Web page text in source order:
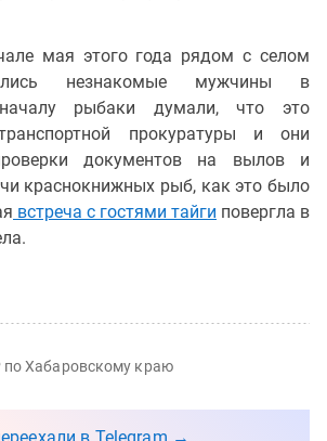
мая этого года рядом с селом
незнакомые мужчины в
рыбаки думали, что это
прокуратуры и они
документов на вылов и
краснокнижных рыб, как это было
встреча с гостями тайги повергла в
Хабаровскому краю